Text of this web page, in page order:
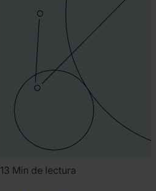
13 Min de lectura